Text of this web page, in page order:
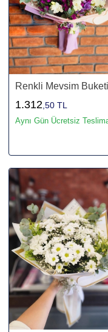
Renkli Mevsim Buketi
1.312 ,50 TL
Aynı Gün Ücretsiz